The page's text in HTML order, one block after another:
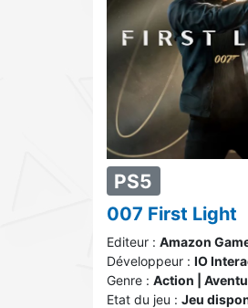
PS5
007 First Light
Editeur : Amazon
Développeur : IO
Genre : Action |
Etat du jeu : Jeu